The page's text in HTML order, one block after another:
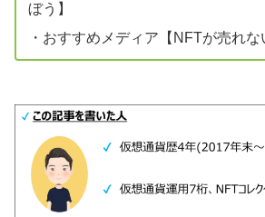
ぼう】
・おすすめメディア【NFTが売れな